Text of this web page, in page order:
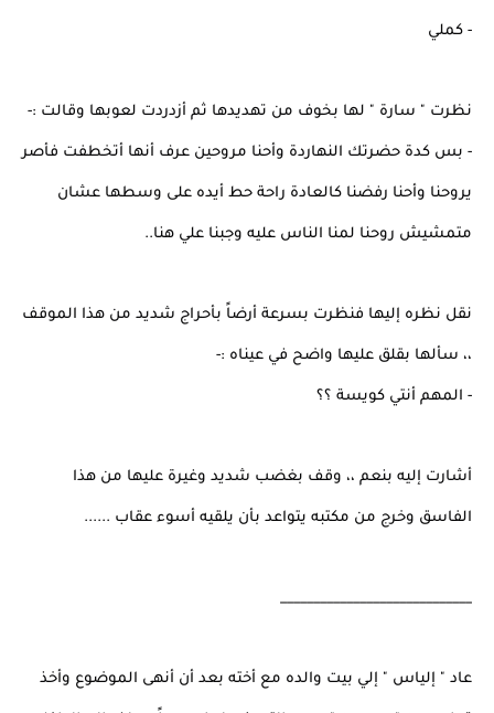
- كملي
نظرت " سارة " لها بخوف من تهديدها ثم أزدردت لعوبها وقالت :-
- بس كدة حضرتك النهاردة وأحنا مروحين عرف أنها أتخطفت فأصر
يروحنا وأحنا رفضنا كالعادة راحة حط أيده على وسطها عشان
متمشيش روحنا لمنا الناس عليه وجبنا علي هنا..
نقل نظره إليها فنظرت بسرعة أرضاً بأحراج شديد من هذا الموقف
،، سألها بقلق عليها واضح في عيناه :-
- المهم أنتي كويسة ؟؟
أشارت إليه بنعم ،، وقف بغضب شديد وغيرة عليها من هذا
الفاسق وخرج من مكتبه يتواعد بأن يلقيه أسوء عقاب ......
_____________________________
عاد " إلياس " إلي بيت والده مع أخته بعد أن أنهى الموضوع وأخذ